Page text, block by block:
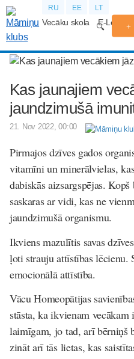
RU EE LT
Vecāku skola E-
Kas jaunajiem
jaundzimušā
21. Nov 2022, 00:00
Pirmajos dzīves gados
vitamīni un minerālvielas,
dabiskās aizsargspējas.
saskaras ar vidi, kas ne
jaundzimušā organismu.
Ikviens mazulītis savas
ļoti strauju attīstības lēcienu.
emocionālā attīstība.
Vācu Homeopātijas
stāsta, ka ikvienam
laimīgam, jo tad, arī bērniņš
zināt arī tās lietas, kas